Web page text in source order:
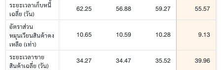
ระยะเวลาเก็บหนี้
เฉลี่ย (วัน)
62.25 56.88 59.27 55.57
อัตราส่วน
หมุนเวียนสินค้าคง
เหลือ (เท่า)
10.65 10.59 10.28 9.13
ระยะเวลาขาย
สินค้าเฉลี่ย (วัน)
34.27 34.47 35.52 39.96